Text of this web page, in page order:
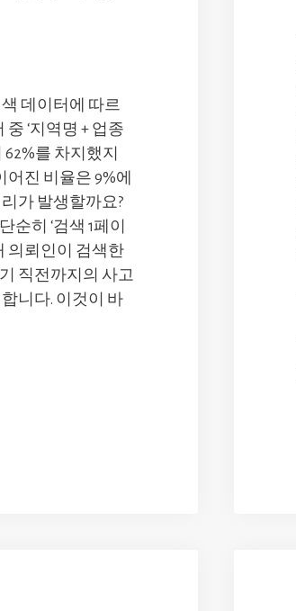
데이터에 따르
중 ‘지역명 + 업종
를 차지했지
어진 비율은 9%에
가 발생할까요?
순히 ‘검색 1페이
의뢰인이 검색한
직전까지의 사고
니다. 이것이 바